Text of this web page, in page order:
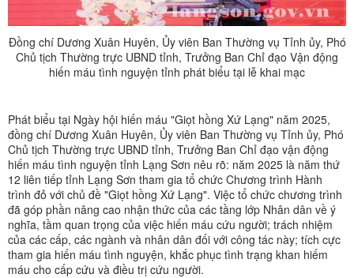
Đồng chí Dương Xuân Huyên, Ủy viên Ban Thường vụ Tỉnh ủy, Phó
Chủ tịch Thường trực UBND tỉnh, Trưởng Ban Chỉ đạo Vận động
hiến máu tình nguyện tỉnh phát biểu tại lễ khai mạc
Phát biểu tại Ngày hội hiến máu "Giọt hồng Xứ Lạng" năm 2025,
đồng chí Dương Xuân Huyên, Ủy viên Ban Thường vụ Tỉnh ủy, Phó
Chủ tịch Thường trực UBND tỉnh, Trưởng Ban Chỉ đạo vận động
hiến máu tình nguyện tỉnh Lạng Sơn nêu rõ: năm 2025 là năm thứ
12 liên tiếp tỉnh Lạng Sơn tham gia tổ chức Chương trình Hành
trình đỏ với chủ đề "Giọt hồng Xứ Lạng". Việc tổ chức chương trình
đã góp phần nâng cao nhận thức của các tầng lớp Nhân dân về ý
nghĩa, tầm quan trọng của việc hiến máu cứu người; trách nhiệm
của các cấp, các ngành và nhân dân đối với công tác này; tích cực
tham gia hiến máu tình nguyện, khắc phục tình trạng khan hiếm
máu cho cấp cứu và điều trị cứu người.